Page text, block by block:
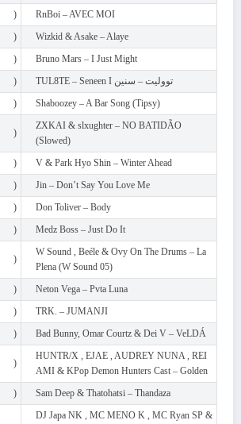
)
RnBoi – AVEC MOI
)
Wizkid & Asake – Alaye
)
Bruno Mars – I Just Might
)
TUL8TE – Seneen I تووليت – سنين
) Shaboozey – A Bar Song (Tipsy)
)
ZXKAI & slxughter – NO BATIDÃO
(Slowed)
)
V & Park Hyo Shin – Winter Ahead
)
Jin – Don’t Say You Love Me
)
Don Toliver – Body
) Medz Boss – Just Do It
)
W Sound , Beéle & Ovy On The Drums – La
Plena (W Sound 05)
)
Neton Vega – Pvta Luna
)
TRK. – JUMANJI
) Bad Bunny, Omar Courtz & Dei V – VeLDÁ
)
HUNTR/X , EJAE , AUDREY NUNA , REI
AMI & KPop Demon Hunters Cast – Golden
) Sam Deep & Thatohatsi – Thandaza
DJ Japa NK , MC MENO K , MC Ryan SP &